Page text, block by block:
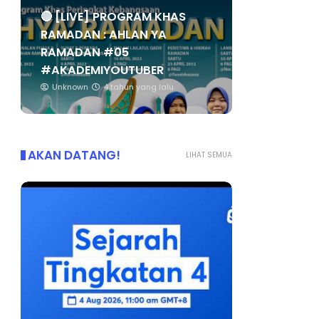
🔴 [LIVE] PROGRAM KHAS
RAMADAN : AHLAN YA
RAMADAN #05
#AKADEMIYOUTUBER
Unknown 4 tahun yang lalu
LIHAT SEMUA
AKAN DATANG!